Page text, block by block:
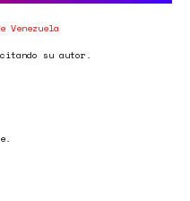
Venezuela
su autor.